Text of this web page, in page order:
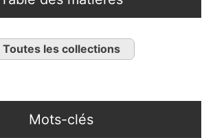
Toutes les collections
Mots-clés